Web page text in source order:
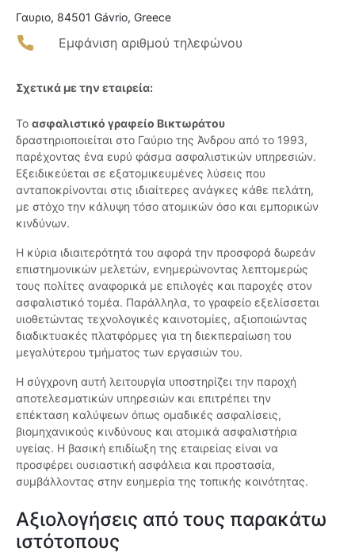
Γαυριο, 84501 Gávrio, Greece
Εμφάνιση αριθμού τηλεφώνου
Σχετικά με την εταιρεία:
Το ασφαλιστικό γραφείο Βικτωράτου
δραστηριοποιείται στο Γαύριο της Άνδρου από το 1993,
παρέχοντας ένα ευρύ φάσμα ασφαλιστικών υπηρεσιών.
Εξειδικεύεται σε εξατομικευμένες λύσεις που
ανταποκρίνονται στις ιδιαίτερες ανάγκες κάθε πελάτη,
με στόχο την κάλυψη τόσο ατομικών όσο και εμπορικών
κινδύνων.
Η κύρια ιδιαιτερότητά του αφορά την προσφορά δωρεάν
επιστημονικών μελετών, ενημερώνοντας λεπτομερώς
τους πολίτες αναφορικά με επιλογές και παροχές στον
ασφαλιστικό τομέα. Παράλληλα, το γραφείο εξελίσσεται
υιοθετώντας τεχνολογικές καινοτομίες, αξιοποιώντας
διαδικτυακές πλατφόρμες για τη διεκπεραίωση του
μεγαλύτερου τμήματος των εργασιών του.
Η σύγχρονη αυτή λειτουργία υποστηρίζει την παροχή
αποτελεσματικών υπηρεσιών και επιτρέπει την
επέκταση καλύψεων όπως ομαδικές ασφαλίσεις,
βιομηχανικούς κινδύνους και ατομικά ασφαλιστήρια
υγείας. Η βασική επιδίωξη της εταιρείας είναι να
προσφέρει ουσιαστική ασφάλεια και προστασία,
συμβάλλοντας στην ευημερία της τοπικής κοινότητας.
Αξιολογήσεις από τους παρακάτω
ιστότοπους